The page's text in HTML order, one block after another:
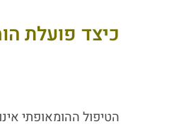
כיצד פועלת
הטיפול ההומאופתי